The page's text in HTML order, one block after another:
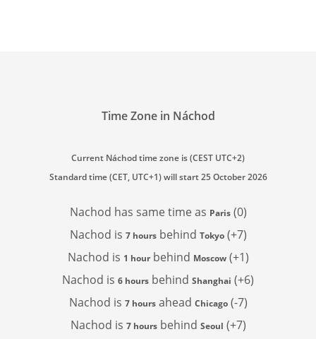
Time Zone in Náchod
Current Náchod time zone is (CEST UTC+2)
Standard time (CET, UTC+1) will start 25 October 2026
Nachod has same time as Paris(0)
Nachod is 7 hoursbehind Tokyo(+7)
Nachod is 1 hourbehind Moscow(+1)
Nachod is 6 hours behind Shanghai (+6)
Nachod is 7 hoursahead Chicago(-7)
Nachod is 7 hoursbehind Seoul (+7)